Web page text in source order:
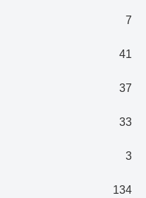
7
41
37
33
3
134